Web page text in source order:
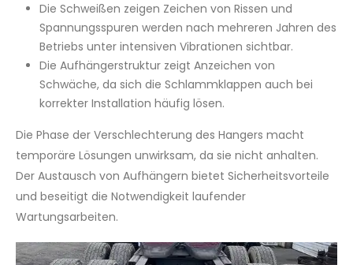
Die Schweißen zeigen Zeichen von Rissen und
Spannungsspuren werden nach mehreren Jahren des
Betriebs unter intensiven Vibrationen sichtbar.
Die Aufhängerstruktur zeigt Anzeichen von
Schwäche, da sich die Schlammklappen auch bei
korrekter Installation häufig lösen.
Die Phase der Verschlechterung des Hangers macht
temporäre Lösungen unwirksam, da sie nicht anhalten.
Der Austausch von Aufhängern bietet Sicherheitsvorteile
und beseitigt die Notwendigkeit laufender
Wartungsarbeiten.